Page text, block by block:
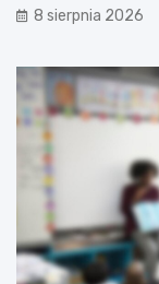
8 sierpnia 2026